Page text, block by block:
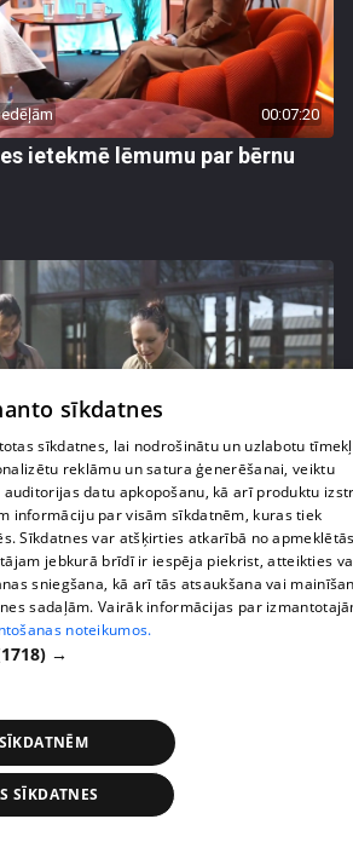
00:07:20
ietekmē lēmumu par bērnu
00:06:24
iespējams ievērot veselīga
sīkdatnes
sīkdatnes, lai nodrošinātu un uzlabotu
reklāmu un satura ģenerēšanai, veiktu
datu apkopošanu, kā arī produktu
informāciju par visām sīkdatnēm, kuras tiek
Sīkdatnes var atšķirties atkarībā no
jebkurā brīdī ir iespēja piekrist, atteikties
sniegšana, kā arī tās atsaukšana vai
sadaļām. Vairāk informācijas par
noteikumos.
→
SĪKDATNES